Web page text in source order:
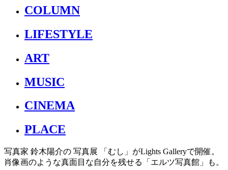
COLUMN
LIFESTYLE
ART
MUSIC
CINEMA
PLACE
写真家 鈴木陽介の 写真展 「むし」がLights Galleryで開催。
肖像画のような真面目な自分を残せる「エルツ写真館」も。